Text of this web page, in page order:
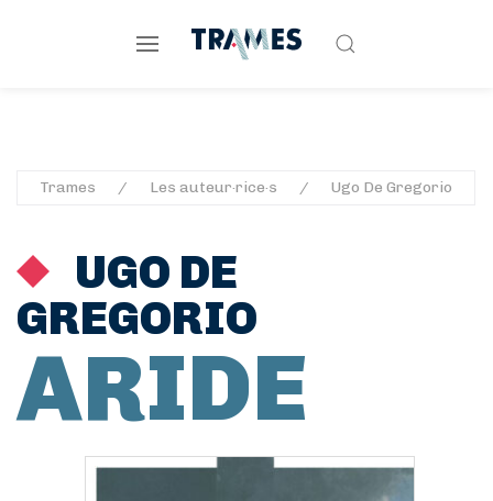
Trames Les auteur·rice·s Ugo De Gregorio
UGO DE
GREGORIO
ARIDE